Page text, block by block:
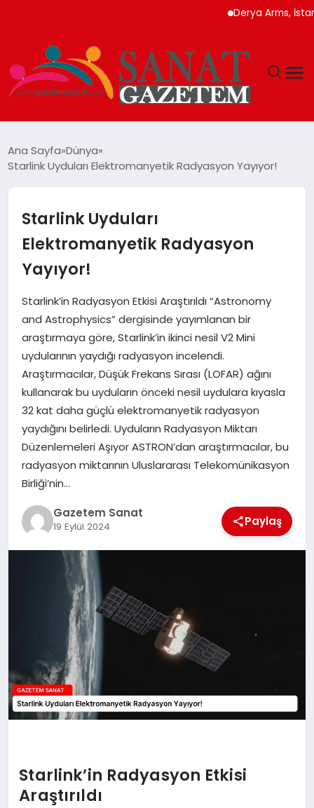
Derya Arms,
TEKNOLOJI
SIYASET
SPOR
EKONOMI
SAĞLIK
DÜNYA
EĞITIM
Ana Sayfa Dünya
Starlink Uyduları Elektromanyetik Radyasyon Yayıyor!
Starlink Uyduları
Elektromanyetik Radyasyon
Yayıyor!
Starlink’in Radyasyon Etkisi Araştırıldı “Astronomy
and Astrophysics” dergisinde yayımlanan bir
araştırmaya göre, Starlink’in ikinci nesil V2 Mini
uydularının yaydığı radyasyon incelendi.
Araştırmacılar, Düşük Frekans Sırası (LOFAR) ağını
kullanarak bu uyduların önceki nesil uydulara kıyasla
32 kat daha güçlü elektromanyetik radyasyon
yaydığını belirledi. Uyduların Radyasyon Miktarı
Düzenlemeleri Aşıyor ASTRON’dan araştırmacılar, bu
radyasyon miktarının Uluslararası Telekomünikasyon
Birliği’nin…
Gazetem Sanat
19 Eylül 2024 Paylaş
Starlink’in Radyasyon Etkisi
Araştırıldı